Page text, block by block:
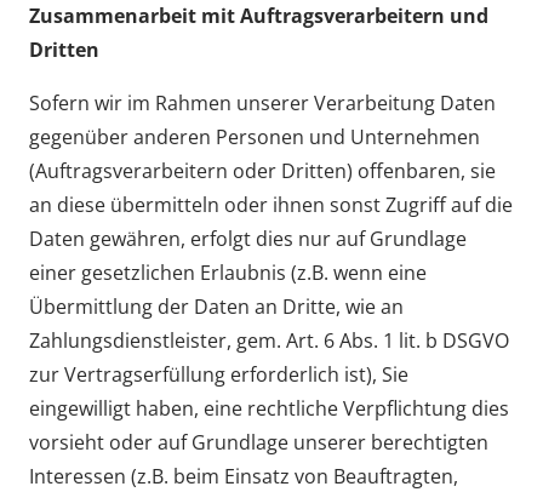
Zusammenarbeit mit Auftragsverarbeitern und
Dritten
Sofern wir im Rahmen unserer Verarbeitung Daten
gegenüber anderen Personen und Unternehmen
(Auftragsverarbeitern oder Dritten) offenbaren, sie
an diese übermitteln oder ihnen sonst Zugriff auf die
Daten gewähren, erfolgt dies nur auf Grundlage
einer gesetzlichen Erlaubnis (z.B. wenn eine
Übermittlung der Daten an Dritte, wie an
Zahlungsdienstleister, gem. Art. 6 Abs. 1 lit. b DSGVO
zur Vertragserfüllung erforderlich ist), Sie
eingewilligt haben, eine rechtliche Verpflichtung dies
vorsieht oder auf Grundlage unserer berechtigten
Interessen (z.B. beim Einsatz von Beauftragten,